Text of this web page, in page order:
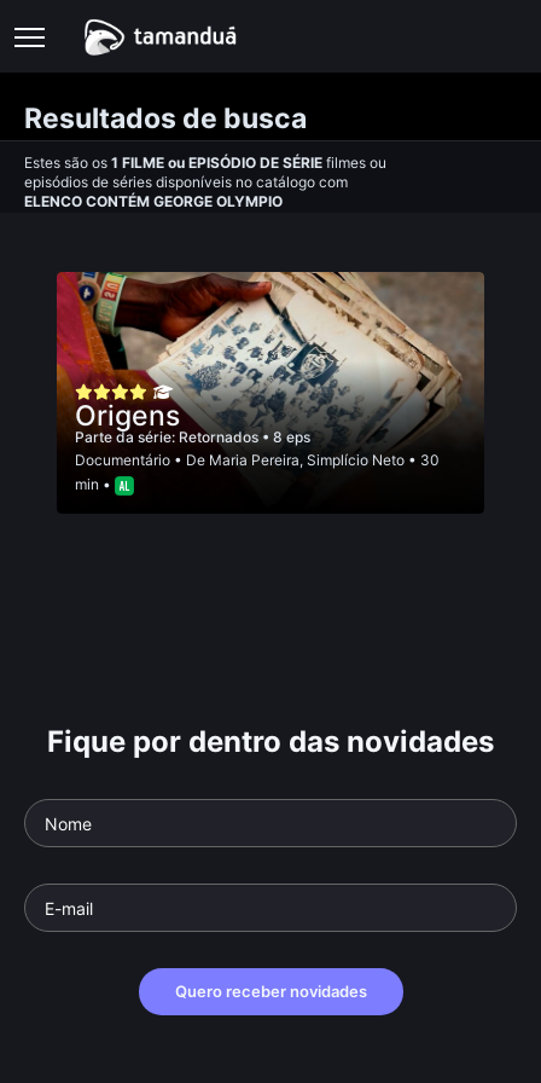
Resultados de busca
Estes são os 1 FILME ou EPISÓDIO DE SÉRIE filmes ou
episódios de séries disponíveis no catálogo com
ELENCO CONTÉM GEORGE OLYMPIO
Origens
Parte da série: Retornados • 8 eps
Documentário • De Maria Pereira, Simplício Neto • 30
min •
Fique por dentro das novidades
Quero receber novidades